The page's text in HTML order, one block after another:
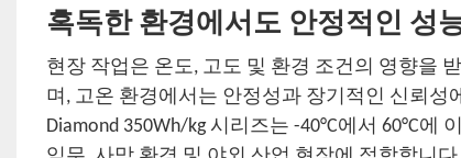
혹독한 환경에서도 안정적인 성
현장 작업은 온도, 고도 및 환경 조건의 영향을
며, 고온 환경에서는 안정성과 장기적인 신뢰성
Diamond 350Wh/kg 시리즈는 -40°C에서 60°C